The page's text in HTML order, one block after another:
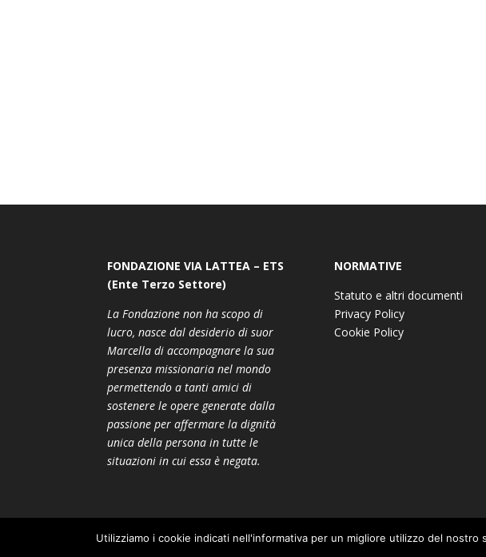
FONDAZIONE VIA LATTEA – ETS
(Ente Terzo Settore)
La Fondazione non ha scopo di
lucro, nasce dal desiderio di suor
Marcella di accompagnare la sua
presenza missionaria nel mondo
permettendo a tanti amici di
sostenere le opere generate dalla
passione per affermare la dignità
unica della persona in tutte le
situazioni in cui essa è negata.
NORMATIVE
Statuto e altri documenti
Privacy Policy
Cookie Policy
Utilizziamo i cookie indicati nell'informativa per un migliore utilizzo del